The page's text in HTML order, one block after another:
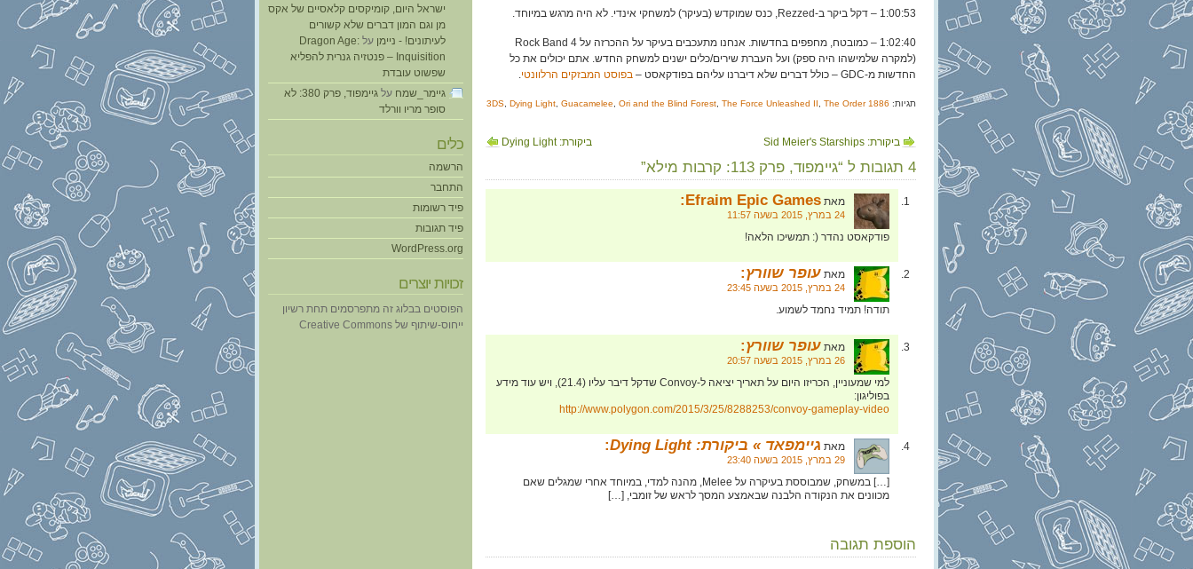
1:00:53 – דקל ביקר ב-Rezzed, כנס שמוקדש (בעיקר) למשחקי אינדי. לא היה מרגש במיוחד.
1:02:40 – כמובטח, מחפפים בחדשות. אנחנו מתעכבים בעיקר על ההכרזה על Rock Band 4
(למקרה שלמישהו היה ספק) ועל העברת שירים/כלים ישנים למשחק החדש. אתם יכולים את כל
החדשות מ-GDC – כולל דברים שלא דיברנו עליהם בפודקאסט –
בפוסט המבזקים הרלוונטי.
תגיות: 3DS Dying Light Guacamelee Ori and the Blind Forest The Force Unleashed II The Order 1886
ביקורת: Sid Meier's Starships ביקורת: Dying Light
4 תגובות ל “גיימפוד, פרק 113: קרבות מילא”
מאת Efraim Epic Games:
24 במרץ, 2015 בשעה 11:57
פודקאסט נהדר (: תמשיכו הלאה!
מאת עופר שוורץ:
24 במרץ, 2015 בשעה 23:45
תודה! תמיד נחמד לשמוע.
מאת עופר שוורץ:
26 במרץ, 2015 בשעה 20:57
למי שמעוניין, הכריזו היום על תאריך יציאה ל-Convoy שדקל דיבר עליו (21.4), ויש עוד מידע
בפוליגון:
http://www.polygon.com/2015/3/25/8288253/convoy-gameplay-video
מאת גיימפאד » ביקורת: Dying Light :
29 במרץ, 2015 בשעה 23:40
[…] במשחק, שמבוססת בעיקרה על Melee, מהנה למדי, במיוחד אחרי שמגלים שאם
מכוונים את הנקודה הלבנה שבאמצע המסך לראש של זומבי, […]
הוספת תגובה
ישראל היום, קומיקסים קלאסיים של אקס
מן וגם המון דברים שלא קשורים
לעיתונים! - ניימן על Dragon Age:
Inquisition – פנטזיה גנרית להפליא
שפשוט עובדת
גיימר_שמח על
גיימפוד, פרק 380: לא
סופר מריו וורלד
כלים
הרשמה
התחבר
פיד רשומות
פיד תגובות
WordPress.org
זכויות יוצרים
הפוסטים בבלוג זה מתפרסמים תחת רשיון
ייחוס-שיתוף של Creative Commons